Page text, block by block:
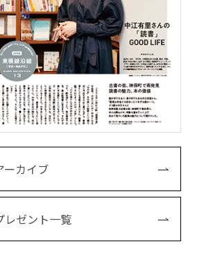
ーカイブ
レゼント一覧